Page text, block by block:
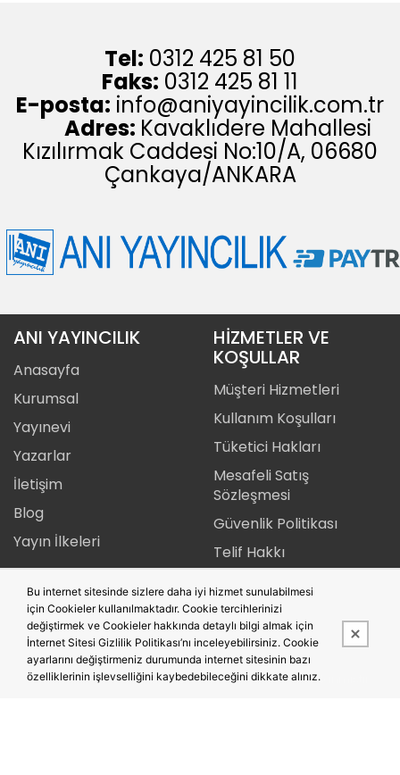
Tel: 0312 425 81 50
Faks: 0312 425 81 11
E-posta: info@aniyayincilik.com.tr
Adres: Kavaklıdere Mahallesi
Kızılırmak Caddesi No:10/A, 06680
Çankaya/ANKARA
ANI YAYINCILIK
Anasayfa
Kurumsal
Yayınevi
Yazarlar
İletişim
Blog
Yayın İlkeleri
HİZMETLER VE
KOŞULLAR
Müşteri Hizmetleri
Kullanım Koşulları
Tüketici Hakları
Mesafeli Satış
Sözleşmesi
Güvenlik Politikası
Telif Hakkı
İade Şartları
Bu site,PobolEti®Entegre E-ticaret Sistemi ile hazırlanmıştır.
Bu internet sitesinde sizlere daha iyi hizmet sunulabilmesi
için Cookieler kullanılmaktadır. Cookie tercihlerinizi
değiştirmek ve Cookieler hakkında detaylı bilgi almak için
İnternet Sitesi Gizlilik Politikası’nı inceleyebilirsiniz. Cookie
ayarlarını değiştirmeniz durumunda internet sitesinin bazı
özelliklerinin işlevselliğini kaybedebileceğini dikkate alınız.